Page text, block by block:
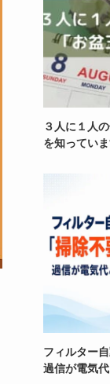
３人に１人
を知ってい
フィルター
過信が電気